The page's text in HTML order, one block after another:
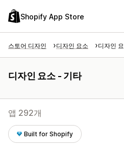
Shopify App Store
스토어 디자인 디자인 요소 디자인
디자인 요소 - 기타
앱 292개
Built for Shopify